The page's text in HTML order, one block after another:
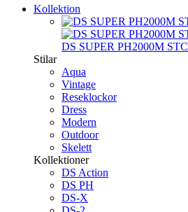
Kollektion
DS SUPER PH2000M STC
Stilar
Aqua
Vintage
Reseklockor
Dress
Modern
Outdoor
Skelett
Kollektioner
DS Action
DS PH
DS-X